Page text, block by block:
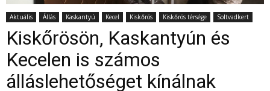
Aktuális Állás Kaskantyú Kecel Kiskőrös Kiskőrös térsége Soltvadkert
Kiskőrösön, Kaskantyún és
Kecelen is számos
álláslehetőséget kínálnak